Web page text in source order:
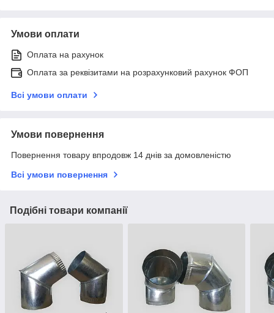
Умови оплати
Оплата на рахунок
Оплата за реквізитами на розрахунковий рахунок ФОП
Всі умови оплати
Умови повернення
Повернення товару впродовж 14 днів за домовленістю
Всі умови повернення
Подібні товари компанії